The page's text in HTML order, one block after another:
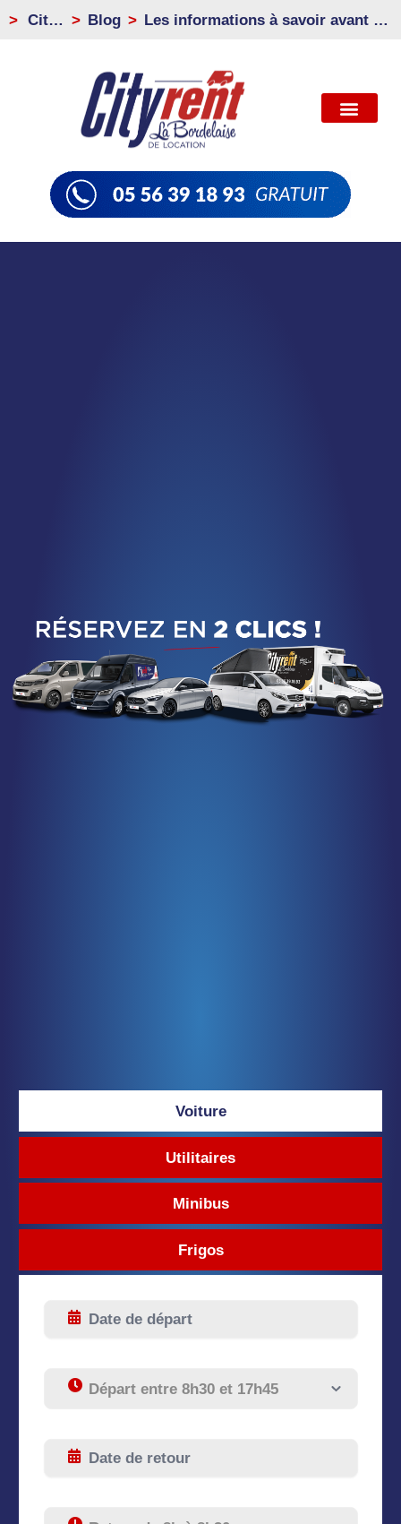
>
City
Blog
Les informations à savoir avant de
Voiture
Utilitaires
Minibus
Frigos